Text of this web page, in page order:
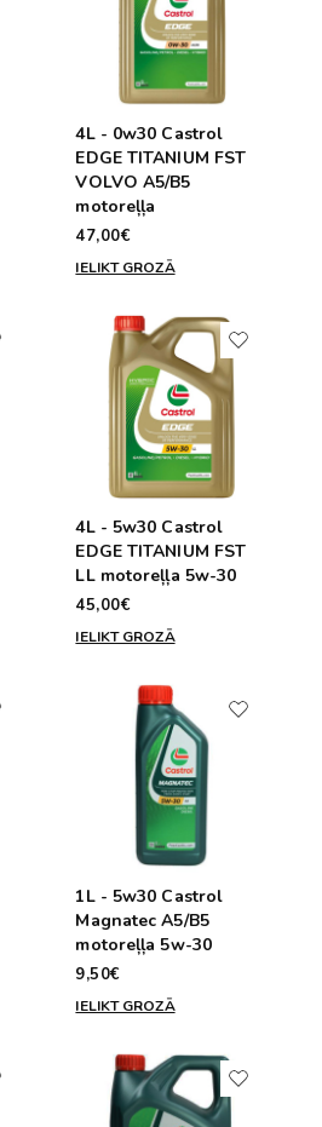
4L - 0w30 Castrol
EDGE TITANIUM FST
VOLVO A5/B5
motoreļļa
47,00€
IELIKT GROZĀ
4L - 5w30 Castrol
EDGE TITANIUM FST
LL motoreļļa 5w-30
45,00€
IELIKT GROZĀ
1L - 5w30 Castrol
Magnatec A5/B5
motoreļļa 5w-30
9,50€
IELIKT GROZĀ